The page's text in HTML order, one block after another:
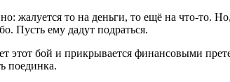
жалуется то на деньги, то ещё на что-
Пусть ему дадут подраться.
этот бой и прикрывается финансовыми
поединка.